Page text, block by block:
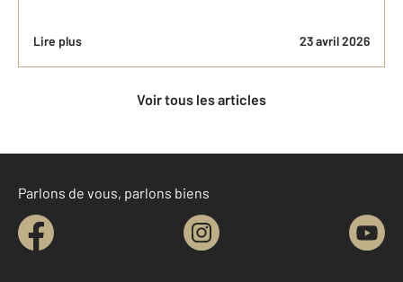
Lire plus 23 avril 2026
Voir tous les articles
Parlons de vous, parlons biens